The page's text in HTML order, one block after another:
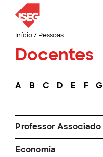
Início/ Pessoas
Docentes
A B C D E F G
Professor Associado
Economia